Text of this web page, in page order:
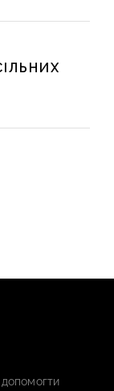
допомогти